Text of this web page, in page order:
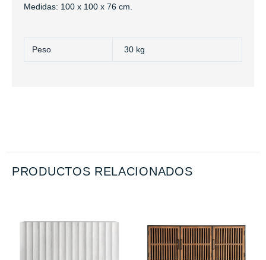
Medidas: 100 x 100 x 76 cm.
Peso 30 kg
PRODUCTOS RELACIONADOS